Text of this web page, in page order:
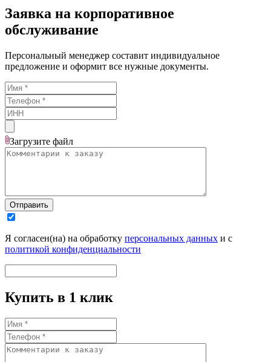
Заявка на корпоративное
обслуживание
Персональный менеджер составит индивидуальное
предложение и оформит все нужные документы.
Загрузите файл
Отправить
Я согласен(на) на обработку персональных данных и с
политикой конфиденциальности
Купить в 1 клик